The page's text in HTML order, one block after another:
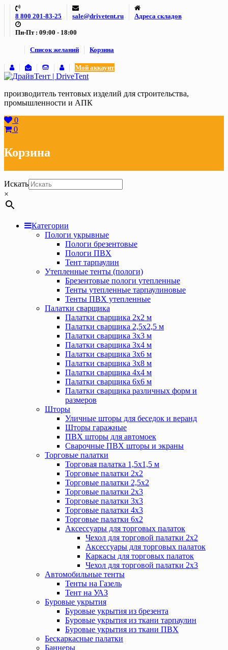
Skip
content
8 800 201-83-25 sale@drivetent.ru Адреса складов
Пн-Пт : 09:00 - 18:00
Список желаний Корзина
Мой аккаунт
производитель тентовых изделий для строительства,
промышленности и АПК
0
0
Корзина
Искать
×
Категории
Пологи укрывные
Пологи брезентовые
Пологи ПВХ
Тент тарпаулин
Утепленные тенты (пологи)
Брезентовые пологи утепленные
Тенты утепленные тарпаулиновые
Тенты ПВХ утепленные
Палатки сварщика
Палатки сварщика 2х2 м
Палатки сварщика 2,5х2,5 м
Палатки сварщика 3х3 м
Палатки сварщика 3х4 м
Палатки сварщика 3х6 м
Палатки сварщика 3х8 м
Палатки сварщика 4х4 м
Палатки сварщика 6х6 м
Палатки сварщика различных форм и
размеров
Шторы
Уличные шторы для беседок и веранд
Шторы гаражные
ПВХ шторы для автомоек
Сварочные ПВХ шторы и экраны
Торговые палатки
Торговая палатка 1,5х1,5 м
Торговые палатки 2х2
Торговые палатки 2,5х2
Торговые палатки 2х3
Торговые палатки 3х3
Торговые палатки 4х3
Торговые палатки 6х2
Аксессуары для торговых палаток
Чехол для торговой палатки 2х2
Аксессуары для торговых палаток
Каркасы для торговых палаток
Чехол для торговой палатки 2х3
Автомобильные тенты
Тенты на Газель
Тент на УАЗ
Буровые укрытия
Буровые укрытия из брезента
Буровые укрытия из ткани тарпаулин
Буровые укрытия из ткани ПВХ
Бескаркасные палатки
Баннеры